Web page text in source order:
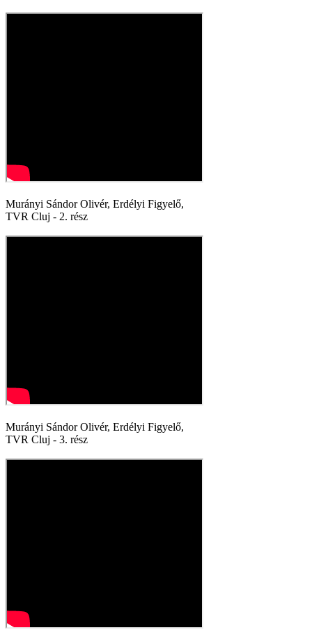
Murányi Sándor Olivér, Erdélyi Figyelő,
TVR Cluj - 2. rész
Murányi Sándor Olivér, Erdélyi Figyelő,
TVR Cluj - 3. rész